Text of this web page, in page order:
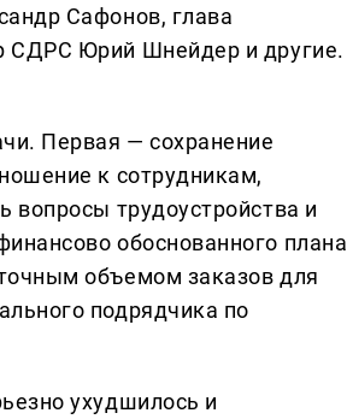
Сафонов, глава
СДРС Юрий Шнейдер и другие.
Первая — сохранение
к сотрудникам,
вопросы трудоустройства и
обоснованного плана
объемом заказов для
подрядчика по
ухудшилось и